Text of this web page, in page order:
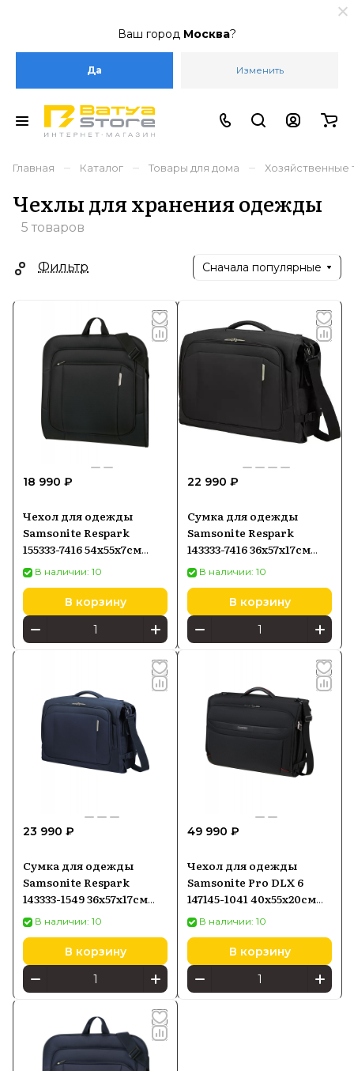
Ваш город Москва?
Да Изменить
Главная – Каталог – Товары для дома – Хозяйственные
Чехлы для хранения одежды
5 товаров
Фильтр Сначала популярные
18 990 ₽
Чехол для одежды
Samsonite Respark
155333-7416 54x55x7см
Ozone Black
В наличии: 10
В корзину
22 990 ₽
Сумка для одежды
Samsonite Respark
143333-7416 36x57x17см
62л Ozone Black
В наличии: 10
В корзину
23 990 ₽
Сумка для одежды
Samsonite Respark
143333-1549 36x57x17см
62л Midnight Blue
В наличии: 10
В корзину
49 990 ₽
Чехол для одежды
Samsonite Pro DLX 6
147145-1041 40x55x20см
BlackВ наличии: 10
В корзину